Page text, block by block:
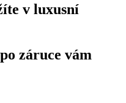
v luxusní
záruce vám